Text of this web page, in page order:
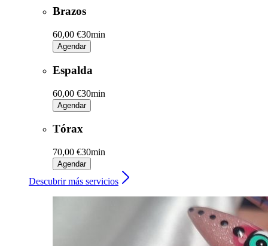
Brazos
60,00 €30min
Agendar
Espalda
60,00 €30min
Agendar
Tórax
70,00 €30min
Agendar
Descubrir más servicios